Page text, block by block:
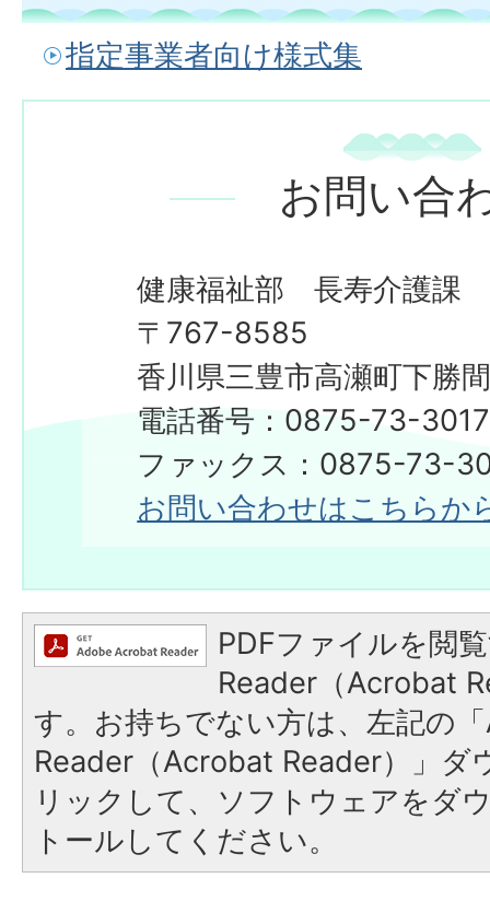
指定事業者向け様式集
お問い合
健康福祉部 長寿介護課
​​​​​​​〒767-8585
香川県三豊市高瀬町下勝
電話番号：0875-73-3017
ファックス：0875-73-
お問い合わせはこちらか
PDFファイルを閲
Reader（Acrobat
す。お持ちでない方は、左記の
Reader（Acrobat Reader）」ダ
リックして、ソフトウェアをダ
トールしてください。